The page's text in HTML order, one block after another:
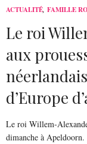
ACTUALITÉ, FAMILLE
Le roi
aux
d’Europe
Le roi Willem-
dimanche à